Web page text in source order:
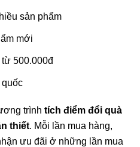
sản phẩm
mới
500.000đ
quốc
trình tích điểm đổi quà
thiết. Mỗi lần mua hàng,
ưu đãi ở những lần mua